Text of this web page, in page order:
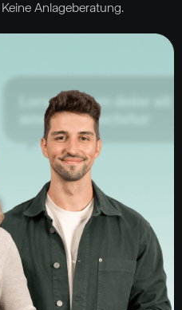
Keine Anlageberatung.